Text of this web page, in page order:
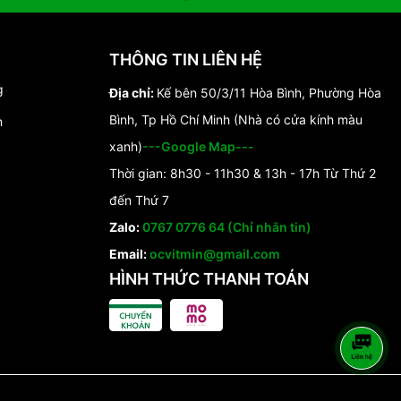
THÔNG TIN LIÊN HỆ
Địa chỉ: Kế bên 50/3/11 Hòa Bình, Phường Hòa
Bình, Tp Hồ Chí Minh (Nhà có cửa kính màu
xanh)---Google Map---
Thời gian: 8h30 - 11h30 & 13h - 17h Từ Thứ 2
đến Thứ 7
Zalo:0767 0776 64 (Chỉ nhắn tin)
Email:ocvitmin@gmail.com
HÌNH THỨC THANH TOÁN